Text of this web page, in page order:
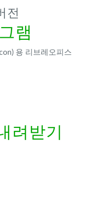
전
램
용 리브레오피스
려받기